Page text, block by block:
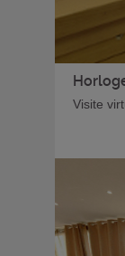
Visite